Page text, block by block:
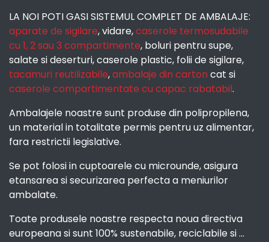
LA NOI POTI GASI SISTEMUL COMPLET DE AMBALAJE:
aparate de sigilare, vidare,caserole termosudabile
cu 1, 2 sau 3 compartimente, boluri pentru supe,
salate si deserturi, caserole plastic, folii de sigilare,
tacamuri reutilizabile,ambalaje din carton cat si
caserole compartimentate cu capac rabatabil.
Ambalajele noastre sunt produse din polipropilena,
un material in totalitate permis pentru uz alimentar,
fara restrictii legislative.
Se pot folosi in cuptoarele cu microunde, asigura
etansarea si securizarea perfecta a meniurilor
ambalate.
Toate produsele noastre respecta noua directiva
europeana si sunt 100% sustenabile, reciclabile si ...